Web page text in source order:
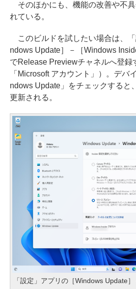
そのほかにも、機能の改善や不具
れている。
このビルドを試したい場合は、
ndows Update］－［Windows
でRelease Previewチャネルへ登録
「Microsoft アカウント」）。デバ
ndows Update」をチェックすると
更新される。
「設定」アプリの［Windows Update